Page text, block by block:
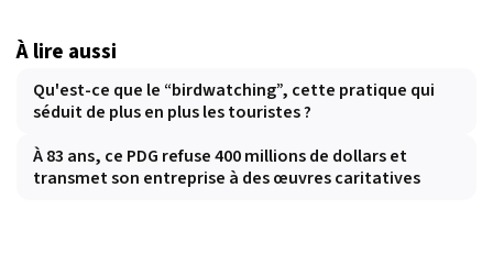
À lire aussi
Qu'est-ce que le “birdwatching”, cette pratique qui
séduit de plus en plus les touristes ?
À 83 ans, ce PDG refuse 400 millions de dollars et
transmet son entreprise à des œuvres caritatives